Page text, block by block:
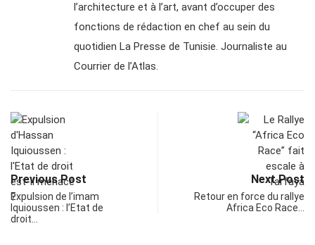
l’architecture et à l’art, avant d’occuper des
fonctions de rédaction en chef au sein du
quotidien La Presse de Tunisie. Journaliste au
Courrier de l’Atlas.
Previous Post
Expulsion de l’imam
Iquioussen : l’Etat de
droit…
Next Post
Retour en force du rallye
Africa Eco Race…